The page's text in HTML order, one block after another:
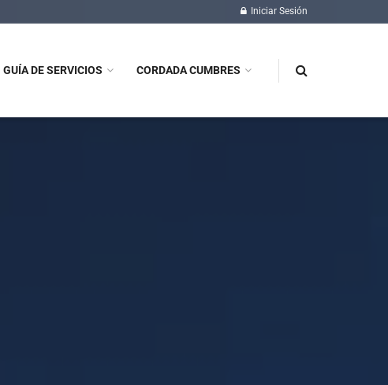
Iniciar Sesión
GUÍA DE SERVICIOS CORDADA CUMBRES